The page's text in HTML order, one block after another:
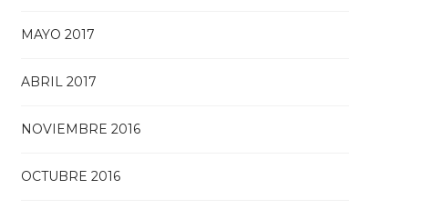
MAYO 2017
ABRIL 2017
NOVIEMBRE 2016
OCTUBRE 2016